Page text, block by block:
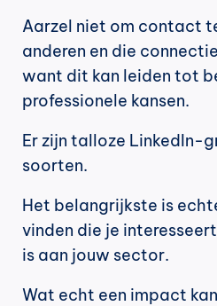
Aarzel niet om contact
anderen en die
want dit kan leiden tot
professionele kansen.
Er zijn talloze LinkedIn-
soorten.
Het belangrijkste is
vinden die je
is aan jouw sector.
Wat echt een impact